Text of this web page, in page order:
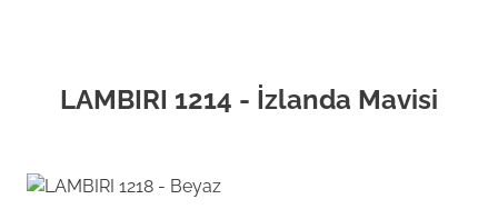
LAMBIRI 1214 - İzlanda Mavisi